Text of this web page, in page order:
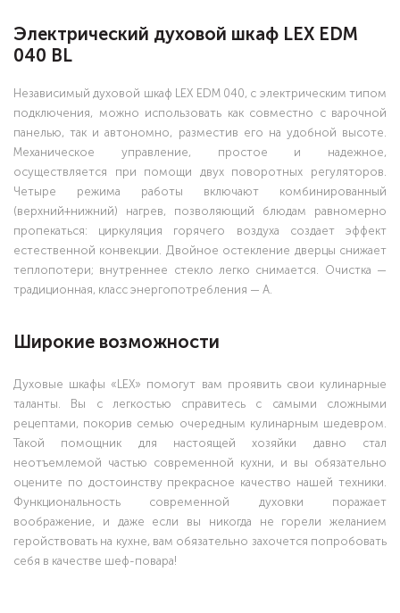
Электрический духовой шкаф LEX EDM
040 BL
Независимый духовой шкаф LEX EDM 040, с электрическим типом
подключения, можно использовать как совместно с варочной
панелью, так и автономно, разместив его на удобной высоте.
Механическое управление, простое и надежное,
осуществляется при помощи двух поворотных регуляторов.
Четыре режима работы включают комбинированный
(верхний+нижний) нагрев, позволяющий блюдам равномерно
пропекаться: циркуляция горячего воздуха создает эффект
естественной конвекции. Двойное остекление дверцы снижает
теплопотери; внутреннее стекло легко снимается. Очистка —
традиционная, класс энергопотребления — А.
Широкие возможности
Духовые шкафы «LEX» помогут вам проявить свои кулинарные
таланты. Вы с легкостью справитесь с самыми сложными
рецептами, покорив семью очередным кулинарным шедевром.
Такой помощник для настоящей хозяйки давно стал
неотъемлемой частью современной кухни, и вы обязательно
оцените по достоинству прекрасное качество нашей техники.
Функциональность современной духовки поражает
воображение, и даже если вы никогда не горели желанием
геройствовать на кухне, вам обязательно захочется попробовать
себя в качестве шеф-повара!